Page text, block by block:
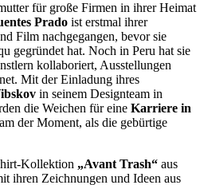
für große Firmen in ihrer Heimat
Prado ist erstmal ihrer
Film nachgegangen, bevor sie
gegründet hat. Noch in Peru hat sie
kollaboriert, Ausstellungen
Mit der Einladung ihres
in seinem Designteam in
die Weichen für eine Karriere in
der Moment, als die gebürtige
Kollektion „Avant Trash“ aus
ihren Zeichnungen und Ideen aus